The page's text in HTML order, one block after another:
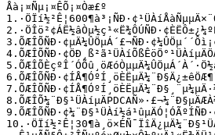
Åà¡¤Ñµ¡¤ÊÕ¡¤Òæ£º